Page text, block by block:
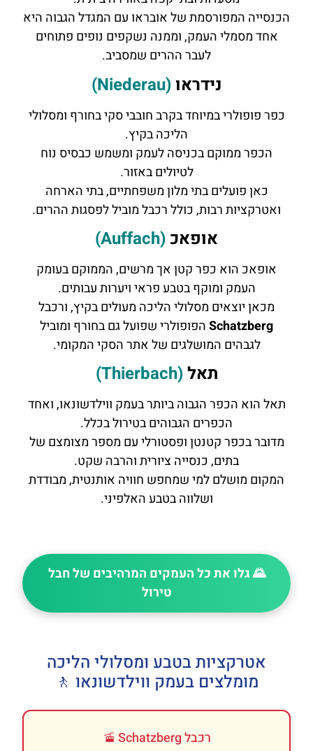
הכנסייה המפורסמת של אובראו עם המגדל הגבוה היא
אחד מסמלי העמק, וממנה נשקפים נופים פתוחים
לעבר ההרים שמסביב.
נידראו (Niederau)
כפר פופולרי במיוחד בקרב חובבי סקי בחורף ומסלולי
הליכה בקיץ.
הכפר ממוקם בכניסה לעמק ומשמש כבסיס נוח
לטיולים באזור.
כאן פועלים בתי מלון משפחתיים, בתי הארחה
ואטרקציות רבות, כולל רכבל מוביל לפסגות ההרים.
אופאכ(Auffach)
אופאכ הוא כפר קטן אך מרשים, הממוקם בעומק
העמק ומוקף בטבע פראי ויערות עבותים.
מכאן יוצאים מסלולי הליכה מעולים בקיץ, ורכבל
Schatzbergהפופולרי שפועל גם בחורף ומוביל
לגבהים המושלגים של אתר הסקי המקומי.
תאל(Thierbach)
תאל הוא הכפר הגבוה ביותר בעמק ווילדשונאו, ואחד
הכפרים הגבוהים בטירול בכלל.
מדובר בכפר קטנטן ופסטורלי עם מספר מצומצם של
בתים, כנסייה ציורית והרבה שקט.
המקום מושלם למי שמחפש חוויה אותנטית, מבודדת
ושלווה בטבע האלפיני.
🌄 גלו את כל העמקים המרהיבים של חבל
טירול
אטרקציות בטבע ומסלולי הליכה
מומלצים בעמק ווילדשונאו 🚶
רכבל Schatzberg 🚡